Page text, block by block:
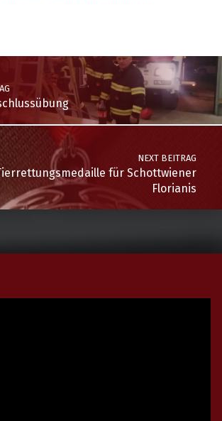
NEXT BEITRAG
Tierrettungsmedaille für Schottwiener
Florianis